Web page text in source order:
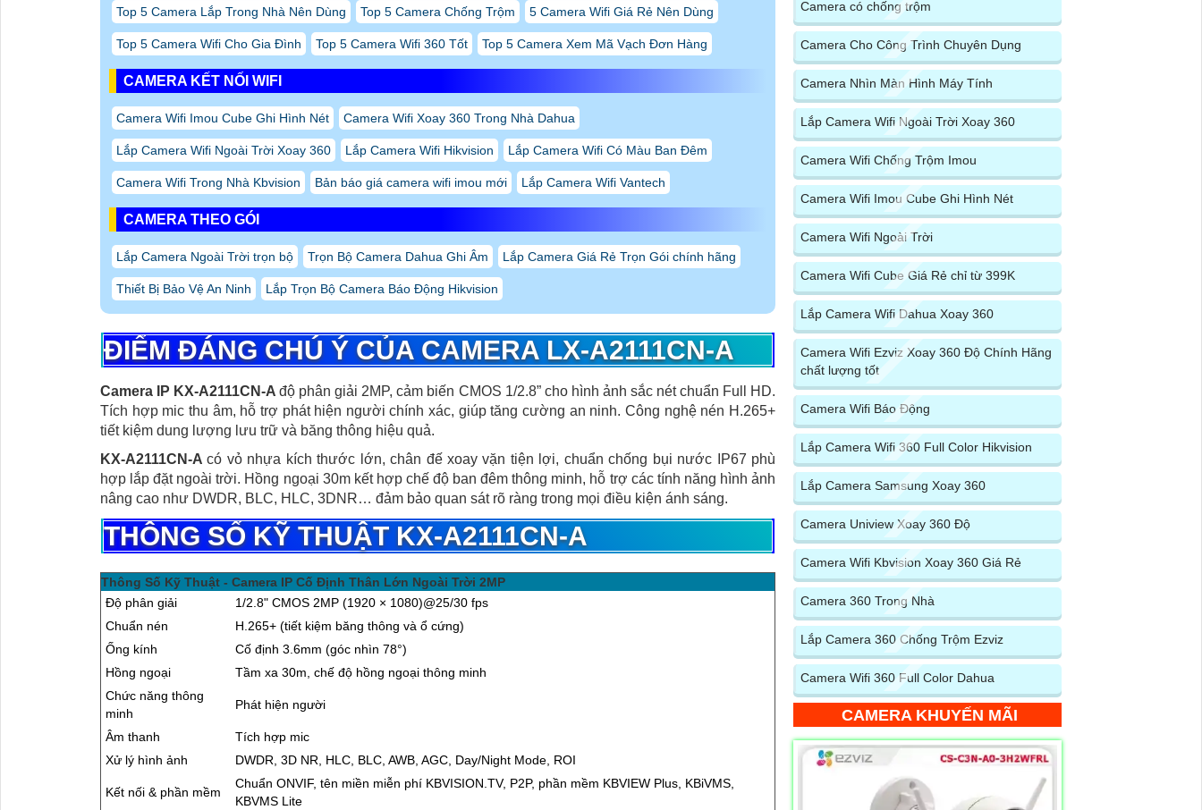
Top 5 Camera Lắp Trong Nhà Nên Dùng Top 5 Camera Chống Trộm 5 Camera Wifi Giá Rẻ Nên Dùng
Top 5 Camera Wifi Cho Gia Đình Top 5 Camera Wifi 360 Tốt Top 5 Camera Xem Mã Vạch Đơn Hàng
CAMERA KẾT NỐI WIFI
Camera Wifi Imou Cube Ghi Hình Nét Camera Wifi Xoay 360 Trong Nhà Dahua
Lắp Camera Wifi Ngoài Trời Xoay 360 Lắp Camera Wifi Hikvision Lắp Camera Wifi Có Màu Ban Đêm
Camera Wifi Trong Nhà Kbvision Bản báo giá camera wifi imou mới Lắp Camera Wifi Vantech
CAMERA THEO GÓI
Lắp Camera Ngoài Trời trọn bộ Trọn Bộ Camera Dahua Ghi Âm Lắp Camera Giá Rẻ Trọn Gói chính hãng
Thiết Bị Bảo Vệ An Ninh Lắp Trọn Bộ Camera Báo Động Hikvision
ĐIỂM ĐÁNG CHÚ Ý CỦA CAMERA LX-A2111CN-A
Camera IP KX-A2111CN-Ađộ phân giải 2MP, cảm biến CMOS 1/2.8” cho hình ảnh sắc nét chuẩn Full HD.
Tích hợp mic thu âm, hỗ trợ phát hiện người chính xác, giúp tăng cường an ninh. Công nghệ nén H.265+
tiết kiệm dung lượng lưu trữ và băng thông hiệu quả.
KX-A2111CN-Acó vỏ nhựa kích thước lớn, chân đế xoay vặn tiện lợi, chuẩn chống bụi nước IP67 phù
hợp lắp đặt ngoài trời. Hồng ngoại 30m kết hợp chế độ ban đêm thông minh, hỗ trợ các tính năng hình ảnh
nâng cao như DWDR, BLC, HLC, 3DNR… đảm bảo quan sát rõ ràng trong mọi điều kiện ánh sáng.
THÔNG SỐ KỸ THUẬT KX-A2111CN-A
Thông Số Kỹ Thuật - Camera IP Cố Định Thân Lớn Ngoài Trời 2MP
Độ phân giải
1/2.8" CMOS 2MP (1920 × 1080)@25/30 fps
Chuẩn nén
H.265+ (tiết kiệm băng thông và ổ cứng)
Ống kính
Cố định 3.6mm (góc nhìn 78°)
Hồng ngoại
Tầm xa 30m, chế độ hồng ngoại thông minh
Chức năng thông
minh
Phát hiện người
Âm thanh
Tích hợp mic
Xử lý hình ảnh
DWDR, 3D NR, HLC, BLC, AWB, AGC, Day/Night Mode, ROI
Kết nối & phần mềm
Chuẩn ONVIF, tên miền miễn phí KBVISION.TV, P2P, phần mềm KBVIEW Plus, KBiVMS,
KBVMS Lite
Camera có chống trộm
Camera Cho Công Trình Chuyên Dụng
Camera Nhìn Màn Hình Máy Tính
Lắp Camera Wifi Ngoài Trời Xoay 360
Camera Wifi Chống Trộm Imou
Camera Wifi Imou Cube Ghi Hình Nét
Camera Wifi Ngoài Trời
Camera Wifi Cube Giá Rẻ chỉ từ 399K
Lắp Camera Wifi Dahua Xoay 360
Camera Wifi Ezviz Xoay 360 Độ Chính Hãng
chất lượng tốt
Camera Wifi Báo Động
Lắp Camera Wifi 360 Full Color Hikvision
Lắp Camera Samsung Xoay 360
Camera Uniview Xoay 360 Độ
Camera Wifi Kbvision Xoay 360 Giá Rẻ
Camera 360 Trong Nhà
Lắp Camera 360 Chống Trộm Ezviz
Camera Wifi 360 Full Color Dahua
CAMERA KHUYẾN MÃI